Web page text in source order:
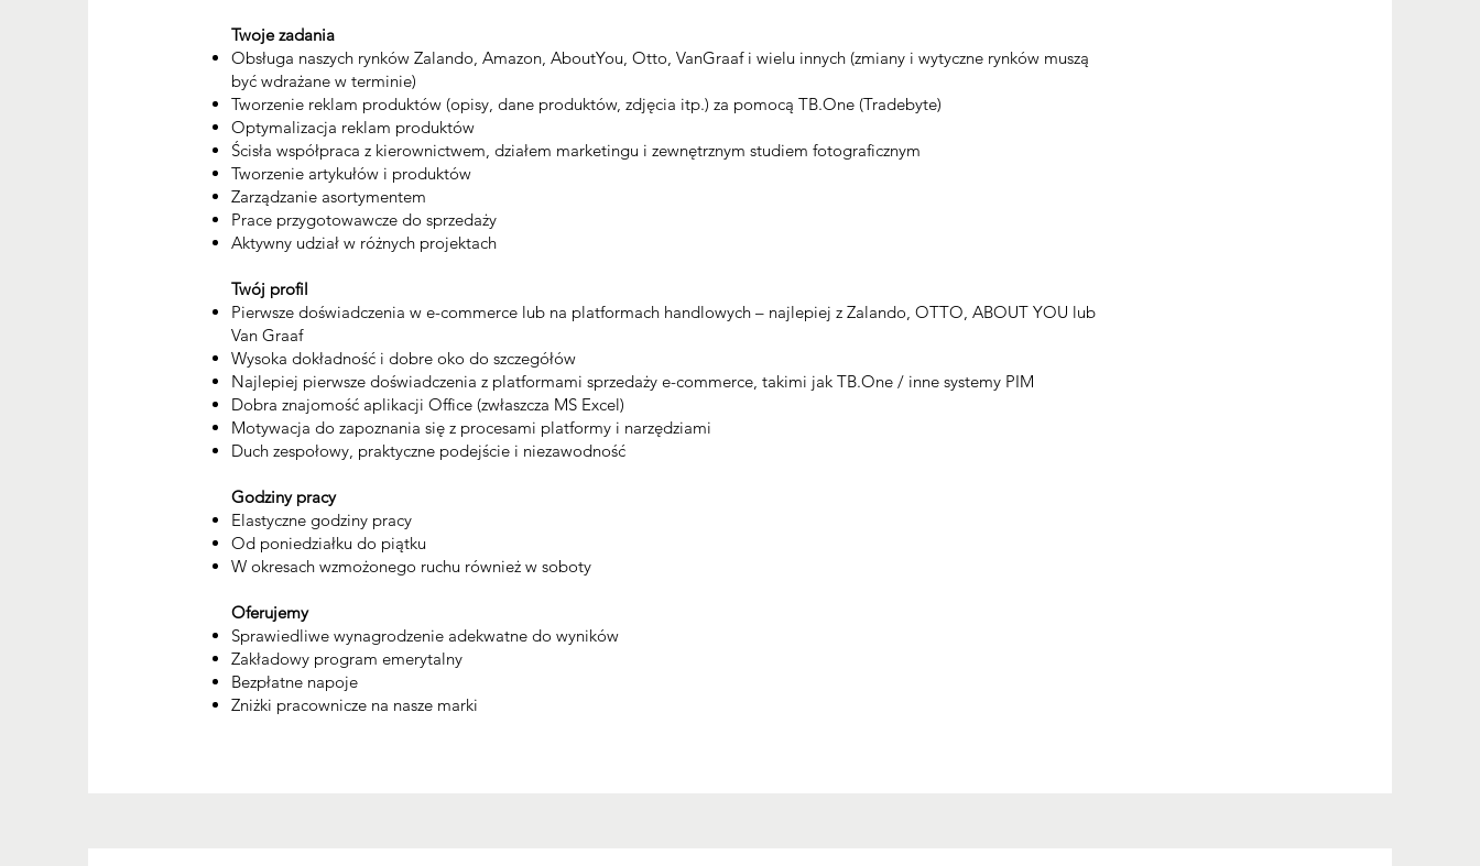
Twoje zadania
Obsługa naszych rynków Zalando, Amazon, AboutYou, Otto, VanGraaf i wielu innych (zmiany i wytyczne rynków muszą
być wdrażane w terminie)
Tworzenie reklam produktów (opisy, dane produktów, zdjęcia itp.) za pomocą TB.One (Tradebyte)
Optymalizacja reklam produktów
Ścisła współpraca z kierownictwem, działem marketingu i zewnętrznym studiem fotograficznym
Tworzenie artykułów i produktów
Zarządzanie asortymentem
Prace przygotowawcze do sprzedaży
Aktywny udział w różnych projektach
Twój profil
Pierwsze doświadczenia w e-commerce lub na platformach handlowych – najlepiej z Zalando, OTTO, ABOUT YOU lub
Van Graaf
Wysoka dokładność i dobre oko do szczegółów
Najlepiej pierwsze doświadczenia z platformami sprzedaży e-commerce, takimi jak TB.One / inne systemy PIM
Dobra znajomość aplikacji Office (zwłaszcza MS Excel)
Motywacja do zapoznania się z procesami platformy i narzędziami
Duch zespołowy, praktyczne podejście i niezawodność
Godziny pracy
Elastyczne godziny pracy
Od poniedziałku do piątku
W okresach wzmożonego ruchu również w soboty
Oferujemy
Sprawiedliwe wynagrodzenie adekwatne do wyników
Zakładowy program emerytalny
Bezpłatne napoje
Zniżki pracownicze na nasze marki